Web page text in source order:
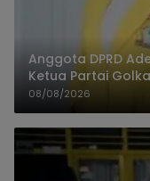
Anggota DPRD
Ketua Partai
08/08/2026